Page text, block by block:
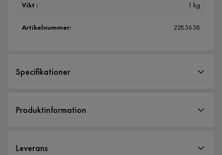
Vikt : 1 kg
Artikelnummer: 2283638
Specifikationer
Storlek
Produktinformation
Leverans